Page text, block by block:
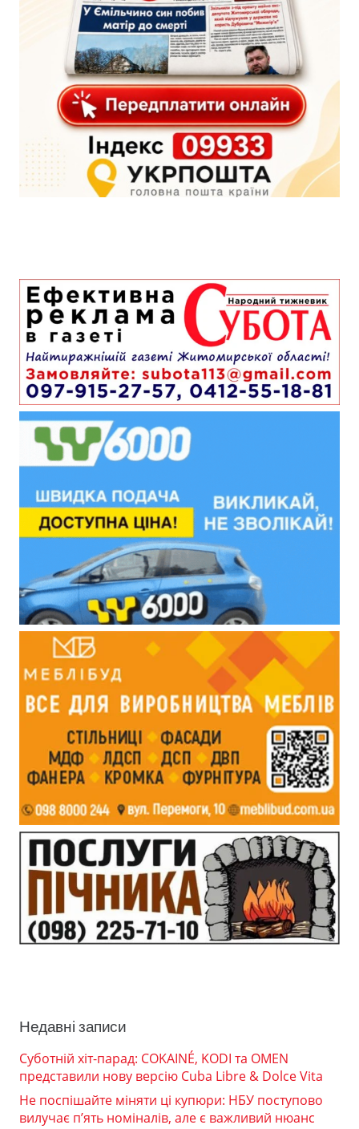
Недавні записи
Суботній хіт-парад: COKAINÉ, KODI та OMEN
представили нову версію Cuba Libre & Dolce Vita
Не поспішайте міняти ці купюри: НБУ поступово
вилучає п’ять номіналів, але є важливий нюанс